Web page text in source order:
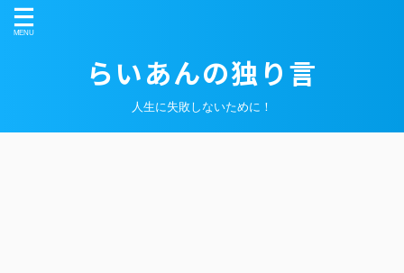
らいあんの独り言
人生に失敗しないために！